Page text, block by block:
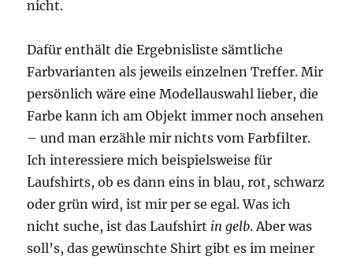
nicht.
Dafür enthält die Ergebnisliste sämtliche
Farbvarianten als jeweils einzelnen Treffer. Mir
persönlich wäre eine Modellauswahl lieber, die
Farbe kann ich am Objekt immer noch ansehen
– und man erzähle mir nichts vom Farbfilter.
Ich interessiere mich beispielsweise für
Laufshirts, ob es dann eins in blau, rot, schwarz
oder grün wird, ist mir per se egal. Was ich
nicht suche, ist das Laufshirt in gelb. Aber was
soll’s, das gewünschte Shirt gibt es im meiner